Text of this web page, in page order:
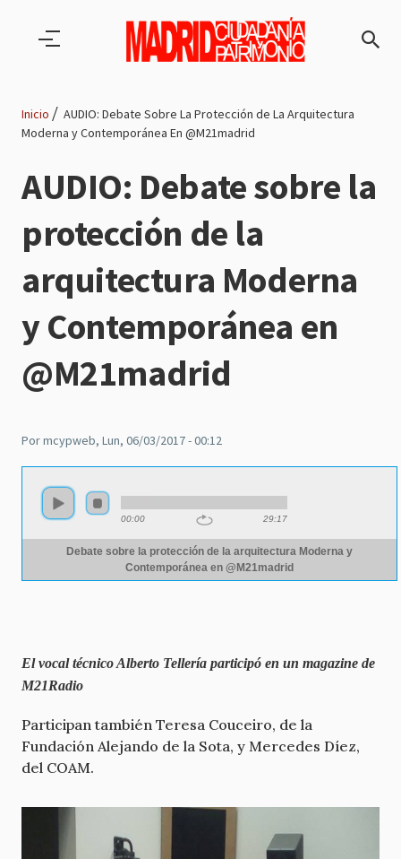
de
navegación
Inicio
AUDIO: Debate Sobre La Protección de La Arquitectura
Moderna y Contemporánea En @M21madrid
AUDIO: Debate sobre la
protección de la
arquitectura Moderna
y Contemporánea en
@M21madrid
Pormcypweb, Lun, 06/03/2017 - 00:12
00:00 29:17
Debate sobre la protección de la arquitectura Moderna y
Contemporánea en @M21madrid
El vocal técnico Alberto Tellería participó en un magazine de
M21Radio
Participan también Teresa Couceiro, de la
Fundación Alejando de la Sota, y Mercedes Díez,
del COAM.